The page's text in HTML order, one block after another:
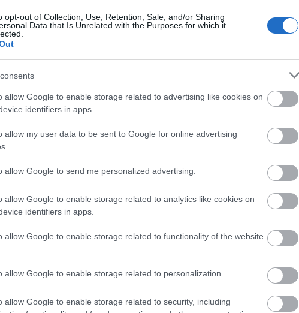
opt-out of Collection, Use, Retention, Sale, and/or Sharing
Data that Is Unrelated with the Purposes for which it
allow Google to enable storage related to advertising like cookies on
identifiers in apps.
allow my user data to be sent to Google for online advertising
allow Google to send me personalized advertising.
allow Google to enable storage related to analytics like cookies on
identifiers in apps.
allow Google to enable storage related to functionality of the website
allow Google to enable storage related to personalization.
allow Google to enable storage related to security, including
arra a kérdésre keresi a választ, hogy mi vezetheti
és ez az önfeladás milyen változásokat idéz elő
, valamint22-én, szerdán este 8 órátóllátható a
a színház jegypénztárában, naponta 10-13 és
a
www.biletmaster.ro oldalon.